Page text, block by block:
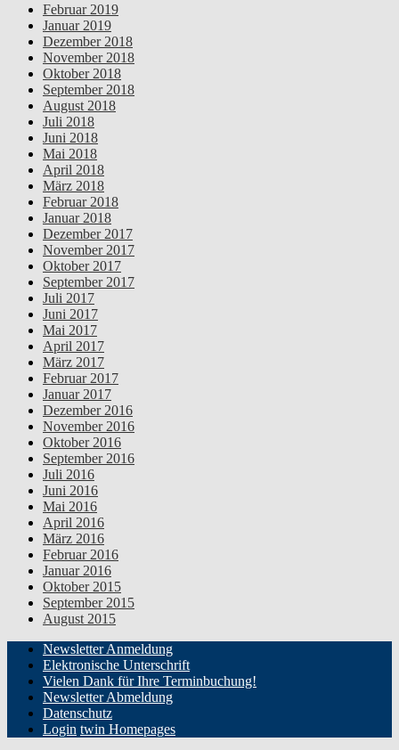
Februar 2019
Januar 2019
Dezember 2018
November 2018
Oktober 2018
September 2018
August 2018
Juli 2018
Juni 2018
Mai 2018
April 2018
März 2018
Februar 2018
Januar 2018
Dezember 2017
November 2017
Oktober 2017
September 2017
Juli 2017
Juni 2017
Mai 2017
April 2017
März 2017
Februar 2017
Januar 2017
Dezember 2016
November 2016
Oktober 2016
September 2016
Juli 2016
Juni 2016
Mai 2016
April 2016
März 2016
Februar 2016
Januar 2016
Oktober 2015
September 2015
August 2015
Newsletter Anmeldung
Elektronische Unterschrift
Vielen Dank für Ihre Terminbuchung!
Newsletter Abmeldung
Datenschutz
Login twin Homepages